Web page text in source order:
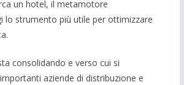
un hotel, il metamotore
lo strumento più utile per ottimizzare
consolidando e verso cui si
aziende di distribuzione e